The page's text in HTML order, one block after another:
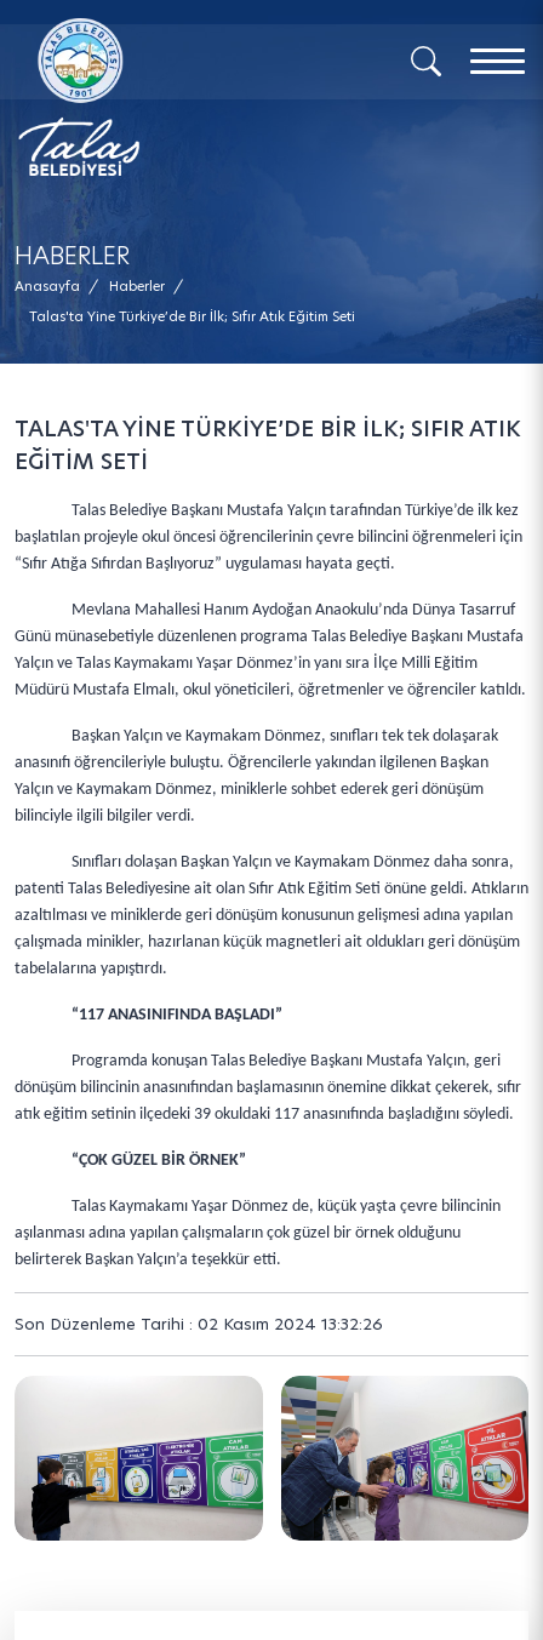
x
HABERLER
Anasayfa / Haberler /
Talas'ta Yine Türkiye’de Bir İlk; Sıfır Atık Eğitim Seti
TALAS'TA YİNE TÜRKİYE’DE BİR İLK; SIFIR ATIK
EĞİTİM SETİ
Talas Belediye Başkanı Mustafa Yalçın tarafından Türkiye’de ilk kez
başlatılan projeyle okul öncesi öğrencilerinin çevre bilincini öğrenmeleri için
“Sıfır Atığa Sıfırdan Başlıyoruz” uygulaması hayata geçti.
Mevlana Mahallesi Hanım Aydoğan Anaokulu’nda Dünya Tasarruf
Günü münasebetiyle düzenlenen programa Talas Belediye Başkanı Mustafa
Yalçın ve Talas Kaymakamı Yaşar Dönmez’in yanı sıra İlçe Milli Eğitim
Müdürü Mustafa Elmalı, okul yöneticileri, öğretmenler ve öğrenciler katıldı.
Başkan Yalçın ve Kaymakam Dönmez, sınıfları tek tek dolaşarak
anasınıfı öğrencileriyle buluştu. Öğrencilerle yakından ilgilenen Başkan
Yalçın ve Kaymakam Dönmez, miniklerle sohbet ederek geri dönüşüm
bilinciyle ilgili bilgiler verdi.
Sınıfları dolaşan Başkan Yalçın ve Kaymakam Dönmez daha sonra,
patenti Talas Belediyesine ait olan Sıfır Atık Eğitim Seti önüne geldi. Atıkların
azaltılması ve miniklerde geri dönüşüm konusunun gelişmesi adına yapılan
çalışmada minikler, hazırlanan küçük magnetleri ait oldukları geri dönüşüm
tabelalarına yapıştırdı.
“117 ANASINIFINDA BAŞLADI”
Programda konuşan Talas Belediye Başkanı Mustafa Yalçın, geri
dönüşüm bilincinin anasınıfından başlamasının önemine dikkat çekerek, sıfır
atık eğitim setinin ilçedeki 39 okuldaki 117 anasınıfında başladığını söyledi.
“ÇOK GÜZEL BİR ÖRNEK”
Talas Kaymakamı Yaşar Dönmez de, küçük yaşta çevre bilincinin
aşılanması adına yapılan çalışmaların çok güzel bir örnek olduğunu
belirterek Başkan Yalçın’a teşekkür etti.
Son Düzenleme Tarihi : 02 Kasım 2024 13:32:26